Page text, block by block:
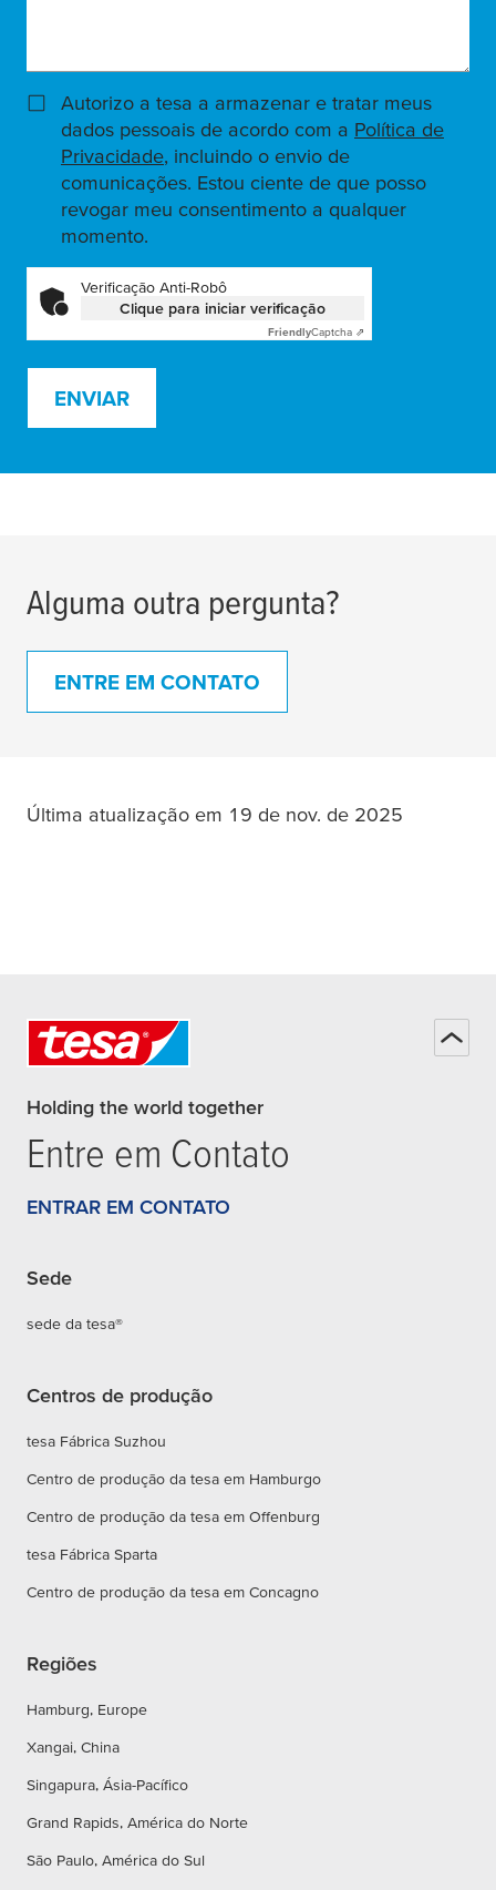
Autorizo a tesa a armazenar e tratar meus
dados pessoais de acordo com a Política de
Privacidade, incluindo o envio de
comunicações. Estou ciente de que posso
revogar meu consentimento a qualquer
momento.
Verificação Anti-Robô
Clique para iniciar verificação
FriendlyCaptcha ⇗
ENVIAR
Alguma outra pergunta?
ENTRE EM CONTATO
Última atualização em 19 de nov. de 2025
Holding the world together
Entre em Contato
ENTRAR EM CONTATO
Sede
sede da tesa®
Centros de produção
tesa Fábrica Suzhou
Centro de produção da tesa em Hamburgo
Centro de produção da tesa em Offenburg
tesa Fábrica Sparta
Centro de produção da tesa em Concagno
Regiões
Hamburg, Europe
Xangai, China
Singapura, Ásia-Pacífico
Grand Rapids, América do Norte
São Paulo, América do Sul